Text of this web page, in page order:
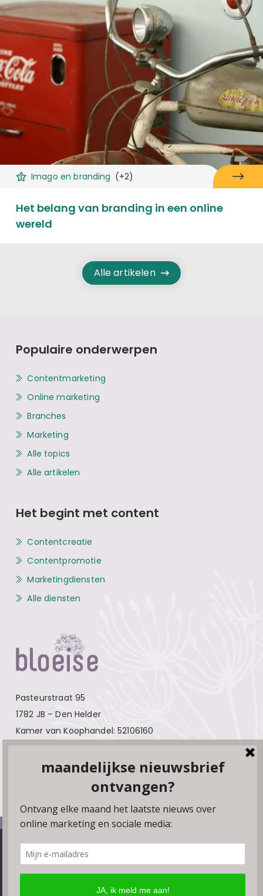
Imago en branding (+2)
Het belang van branding in een online
wereld
Alle artikelen
Pasteurstraat 95
1782 JB – Den Helder
Kamer van Koophandel: 52106160
Over Bloeise
Populaire onderwerpen
Contentmarketing
Online marketing
Branches
Marketing
Alle topics
Alle artikelen
Het begint met content
Contentcreatie
Contentpromotie
Marketingdiensten
Alle diensten
Privacyverklaring
Disclaimer
We gebruiken cookies, plugins en pixels om ervoor te zorgen
dat onze website soepel draait. Als je doorgaat met het
gebruiken van de website, gaan we er vanuit dat je hiermee
cookies te accepteren.